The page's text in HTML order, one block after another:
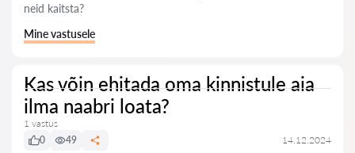
neid kaitsta?
Mine vastusele
Kas võin ehitada oma kinnistule aia
ilma naabri loata?
1 vastus
0
49 14.12.2024